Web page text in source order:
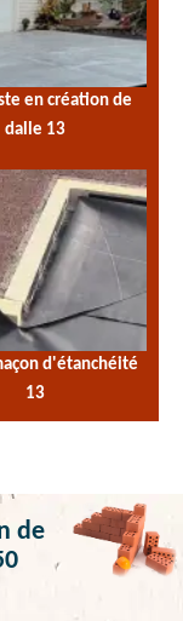
en création de
dalle 13
d'étanchéité
13
de